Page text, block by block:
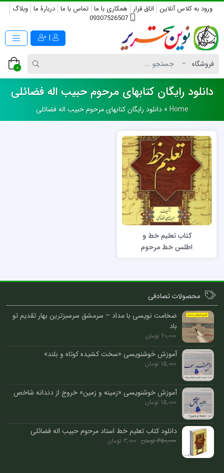
ورود به کلاس آنلاین اتاق قرار همکاری با ما تماس با ما دربارۀ ما وبلاگ
09307526507
|
0
دانلود رایگان کتابهای مرحوم حبیب اله فضائلی
Home
»دانلود رایگان کتابهای مرحوم حبیب اله فضائلی
کتاب تعلیم خط و
اطلس خط مرحوم
استاد حبیب اله
محصولات تصادفی
ضخامت نویسی با مداد – سرمشق سرسبزترین بهار تقدیم تو
باد
20,000 تومان
آموزش خوشنویسی «سخت کشیده کوتاه و بلند»
15,000 تومان
آموزش خوشنویسی «زمینه و زمین» خروج از دندانه شاخص
15,000 تومان
دانلود کتاب تعلیم خط استاد مرحوم حبیب اله فضائلی
350,000 تومان 3,000 تومان